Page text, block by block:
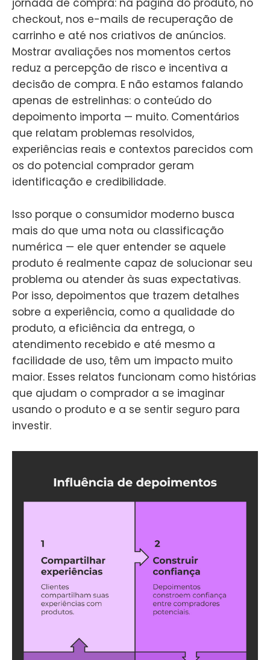
jornada de compra: na página do produto, no
checkout, nos e-mails de recuperação de
carrinho e até nos criativos de anúncios.
Mostrar avaliações nos momentos certos
reduz a percepção de risco e incentiva a
decisão de compra. E não estamos falando
apenas de estrelinhas: o conteúdo do
depoimento importa — muito. Comentários
que relatam problemas resolvidos,
experiências reais e contextos parecidos com
os do potencial comprador geram
identificação e credibilidade.
Isso porque o consumidor moderno busca
mais do que uma nota ou classificação
numérica — ele quer entender se aquele
produto é realmente capaz de solucionar seu
problema ou atender às suas expectativas.
Por isso, depoimentos que trazem detalhes
sobre a experiência, como a qualidade do
produto, a eficiência da entrega, o
atendimento recebido e até mesmo a
facilidade de uso, têm um impacto muito
maior. Esses relatos funcionam como histórias
que ajudam o comprador a se imaginar
usando o produto e a se sentir seguro para
investir.